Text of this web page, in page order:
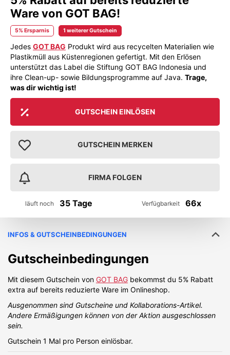
Ware von GOT BAG!
5% Ersparnis 1 weiterer Gutschein
Jedes GOT BAG Produkt wird aus recycelten Materialien wie
Plastikmüll aus Küstenregionen gefertigt. Mit den Erlösen
unterstützt das Label die Stiftung GOT BAG Indonesia und
ihre Clean-up- sowie Bildungsprogramme auf Java. Trage,
was dir wichtig ist!
GUTSCHEIN EINLÖSEN
GUTSCHEIN MERKEN
FIRMA FOLGEN
läuft noch 35 Tage Verfügbarkeit 66x
INFOS & GUTSCHEINBEDINGUNGEN
Gutscheinbedingungen
Mit diesem Gutschein von GOT BAG bekommst du 5% Rabatt
extra auf bereits reduzierte Ware im Onlineshop.
Ausgenommen sind Gutscheine und Kollaborations-Artikel.
Andere Ermäßigungen können von der Aktion ausgeschlossen
sein.
Gutschein 1 Mal pro Person einlösbar.